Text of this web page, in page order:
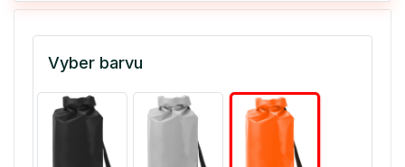
Vyber barvu